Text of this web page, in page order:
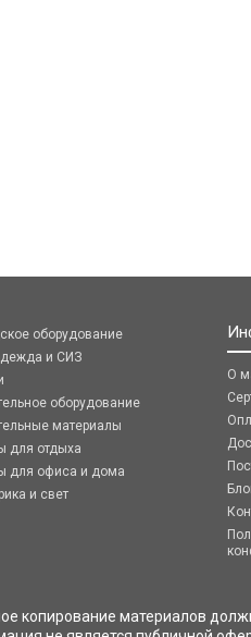
оборудование
и СИЗ
оборудование
материалы
для отдыха
для офиса и дома
и свет
О
копирование материалов